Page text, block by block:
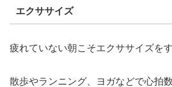
エクササイズ
疲れていない朝こそエクササイズをす
散歩やランニング、ヨガなどで心拍